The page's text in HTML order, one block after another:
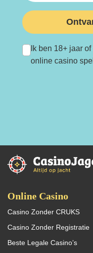
Ik ben 18+ jaar
online casino
Online Casino
Casino Zonder CRUKS
Casino Zonder Registratie
Beste Legale Casino’s